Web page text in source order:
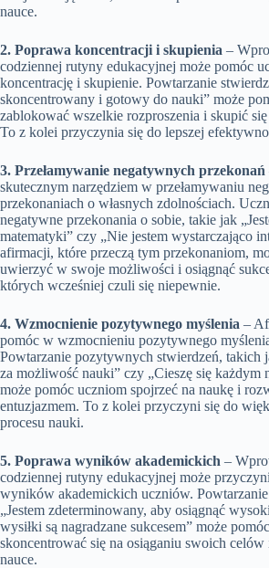
nauce.
2. Poprawa koncentracji i skupienia –
codziennej rutyny edukacyjnej może pomóc
koncentrację i skupienie. Powtarzanie
skoncentrowany i gotowy do nauki” może
zablokować wszelkie rozproszenia i skupić
To z kolei przyczynia się do lepszej
3. Przełamywanie negatywnych przekonań
skutecznym narzędziem w przełamywaniu
przekonaniach o własnych zdolnościach.
negatywne przekonania o sobie, takie jak
matematyki” czy „Nie jestem wystarczająco
afirmacji, które przeczą tym przekonaniom,
uwierzyć w swoje możliwości i osiągnąć
których wcześniej czuli się niepewnie.
4. Wzmocnienie pozytywnego myślenia –
pomóc w wzmocnieniu pozytywnego
Powtarzanie pozytywnych stwierdzeń, takich
za możliwość nauki” czy „Cieszę się
może pomóc uczniom spojrzeć na naukę i
entuzjazmem. To z kolei przyczyni się do
procesu nauki.
5. Poprawa wyników akademickich –
codziennej rutyny edukacyjnej może
wyników akademickich uczniów.
„Jestem zdeterminowany, aby osiągnąć
wysiłki są nagradzane sukcesem” może
skoncentrować się na osiąganiu swoich
nauce.